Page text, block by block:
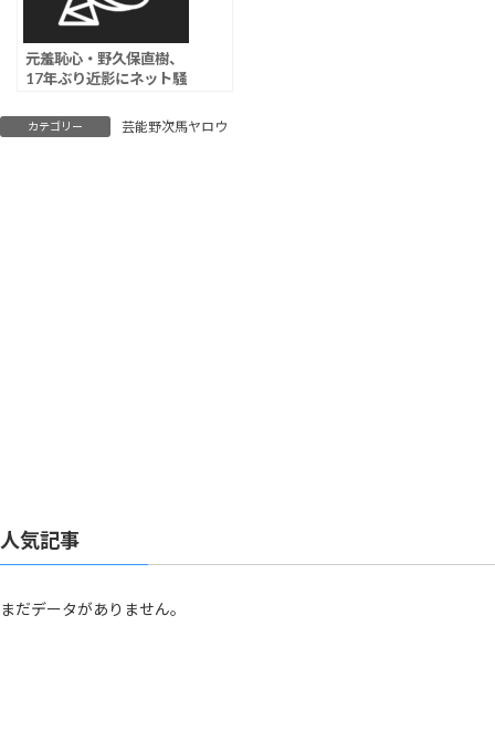
元羞恥心・野久保直樹、
17年ぶり近影にネット騒
カテゴリー 芸能野次馬ヤロウ
人気記事
まだデータがありません。